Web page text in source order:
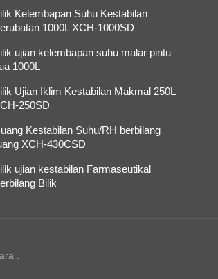
Kelembapan Suhu Kestabilan
1000L XCH-1000SD
ujian kelembapan suhu malar pintu
1000L
Ujian Iklim Kestabilan Makmal 250L
250SD
Kestabilan Suhu/RH berbilang
XCH-430CSD
ujian kestabilan Farmaseutikal
Bilik
.